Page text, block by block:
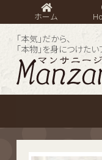
ホーム
「本気」だから、
「本物」を身につけた